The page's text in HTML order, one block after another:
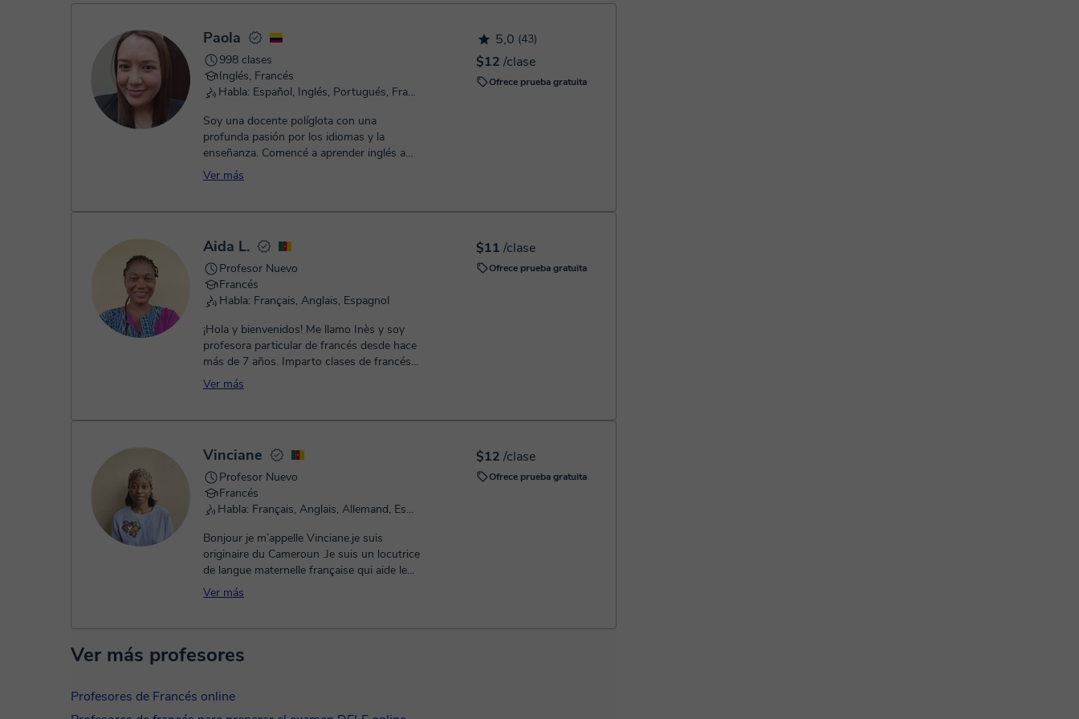
Una vez realices el pago de la clase, recibirás un e-mail de confirmación de la reserva.
5,0 (43)
$12 /clase
Ofrece prueba gratuita
Paola
998 clases
Inglés, Francés
Habla: Español, Inglés, Portugués, Francés
Soy una docente políglota con una
profunda pasión por los idiomas y la
enseñanza. Comencé a aprender inglés a
los 12 años y japonés a los 14; posterio...
Ver más
$11 /clase
Ofrece prueba gratuita
Aida L.
Profesor Nuevo
Francés
Habla: Français, Anglais, Espagnol
¡Hola y bienvenidos! Me llamo Inès y soy
profesora particular de francés desde hace
más de 7 años. Imparto clases de francés a
niños, adolescentes y ...
Ver más
$12 /clase
Ofrece prueba gratuita
Vinciane
Profesor Nuevo
Francés
Habla: Français, Anglais, Allemand, Espagnol
Bonjour je m’appelle Vinciane.je suis
originaire du Cameroun .Je suis un locutrice
de langue maternelle française qui aide les
élèves à atteindre leur...
Ver más
Ver más profesores
Profesores de Francés online